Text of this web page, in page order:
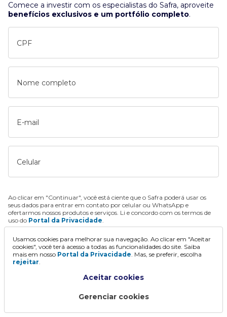
Comece a investir com os especialistas do Safra, aproveite
benefícios exclusivos e um portfólio completo.
CPF
Nome completo
E-mail
Celular
Ao clicar em "Continuar", você está ciente que o Safra poderá usar os
seus dados para entrar em contato por celular ou WhatsApp e
ofertarmos nossos produtos e serviços. Li e concordo com os termos de
uso do Portal da Privacidade.
Continuar
Usamos cookies para melhorar sua navegação. Ao clicar em "Aceitar
cookies", você terá acesso a todas as funcionalidades do site. Saiba
mais em nosso Portal da Privacidade. Mas, se preferir, escolha
rejeitar.
Aceitar cookies
Gerenciar cookies